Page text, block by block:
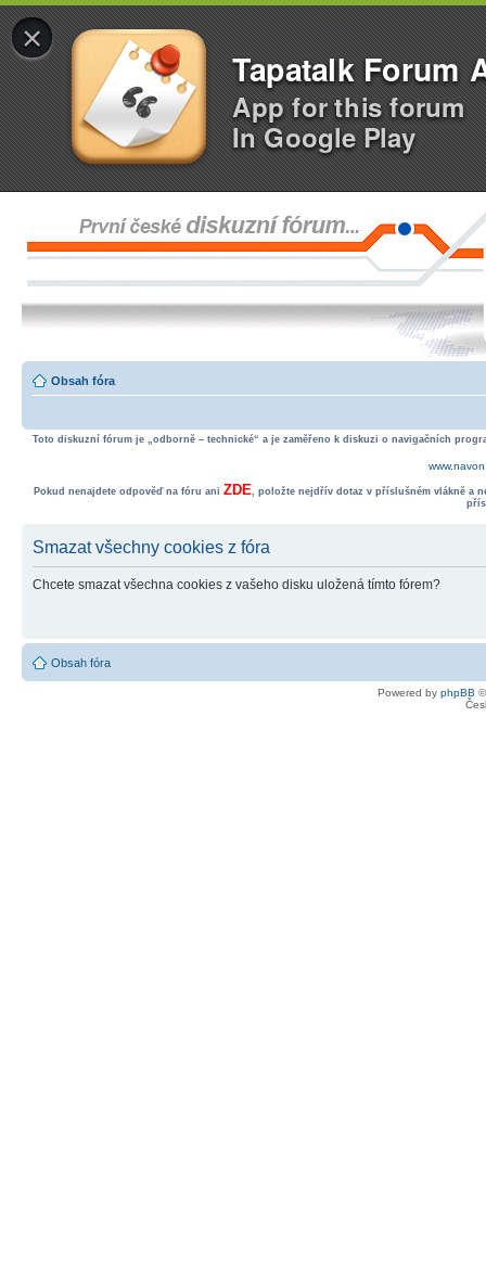
×
Tapatalk Forum
App for this forum
In Google Play
Obsah fóra
Toto diskuzní fórum je „odborně – technické“ a je zaměřeno k diskuzi o navigačních
Pokud nenajdete odpověď na fóru ani ZDE, položte nejdřív dotaz v příslušném vlákně a
Smazat všechny cookies z fóra
Chcete smazat všechna cookies z vašeho disku uložená tímto fórem?
Obsah fóra
Powered by phpBB